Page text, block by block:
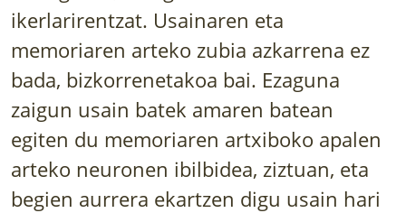
LANDAREPEDIA
ALBISTEAK
LURRAREN AGENDA
AZOKA
ikerlarirentzat. Usainaren eta
memoriaren arteko zubia azkarrena ez
bada, bizkorrenetakoa bai. Ezaguna
zaigun usain batek amaren batean
egiten du memoriaren artxiboko apalen
arteko neuronen ibilbidea, ziztuan, eta
begien aurrera ekartzen digu usain hari